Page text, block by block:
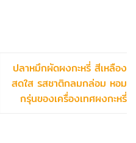
ปลาหมึกผัดผงกะหรี่ สีเหลือง
สดใส รสชาติกลมกล่อม หอม
กรุ่นของเครื่องเทศผงกะหรี่